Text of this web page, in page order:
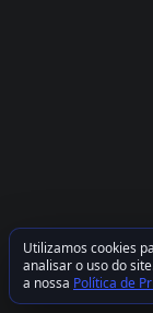
Utilizamos cookies
analisar o uso do
a nossa Política de